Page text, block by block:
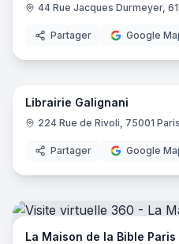
44 Rue Jacques Durmeyer,
Partager Google
Librairie Galignani
224 Rue de Rivoli, 75001 Paris
Partager Google
La Maison de la Bible Paris